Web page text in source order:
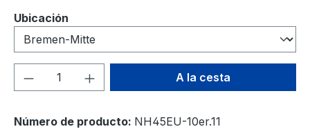
Seleccione
Ubicación
Cantidad del producto: introduce la
A la cesta
Número de producto: NH45EU-10er.11